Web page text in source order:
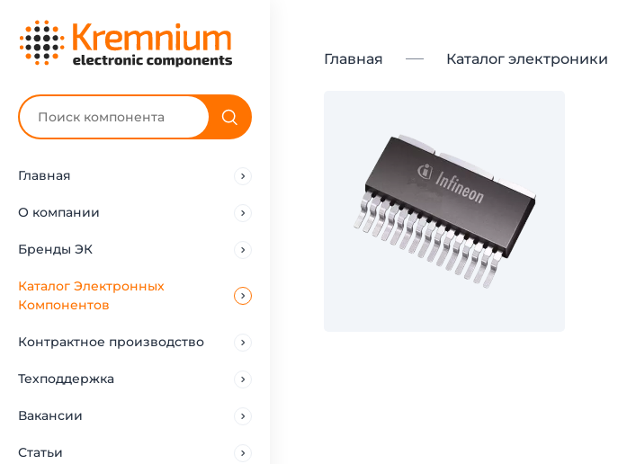
Главная
О компании
Бренды ЭК
Каталог Электронных
Компонентов
Контрактное производство
Техподдержка
Вакансии
Статьи
Главная Каталог электроники